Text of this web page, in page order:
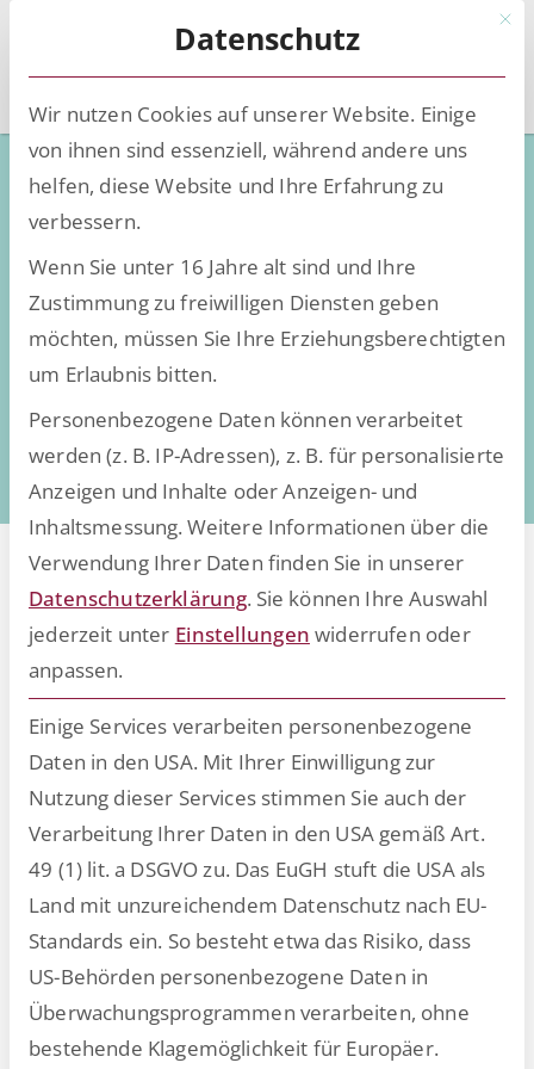
Kontinuierliche Unterstützung
der Joyland Organization in
Tansania
Kontinuierliche Unterstützung für
die Joyland Organization in Mto
Wa Mbu, Tansania
Mit
Datenschutz
Wir nutzen Cookies auf unserer Website. Einige
von ihnen sind essenziell, während andere uns
helfen, diese Website und Ihre Erfahrung zu
verbessern.
Wenn Sie unter 16 Jahre alt sind und Ihre
Zustimmung zu freiwilligen Diensten geben
möchten, müssen Sie Ihre Erziehungsberechtigten
um Erlaubnis bitten.
Personenbezogene Daten können verarbeitet
werden (z. B. IP-Adressen), z. B. für personalisierte
Anzeigen und Inhalte oder Anzeigen- und
Inhaltsmessung. Weitere Informationen über die
Verwendung Ihrer Daten finden Sie in unserer
Datenschutzerklärung. Sie können Ihre Auswahl
jederzeit unter Einstellungen widerrufen oder
anpassen.
Einige Services verarbeiten personenbezogene
Daten in den USA. Mit Ihrer Einwilligung zur
Nutzung dieser Services stimmen Sie auch der
Verarbeitung Ihrer Daten in den USA gemäß Art.
49 (1) lit. a DSGVO zu. Das EuGH stuft die USA als
Land mit unzureichendem Datenschutz nach EU-
Standards ein. So besteht etwa das Risiko, dass
US-Behörden personenbezogene Daten in
Überwachungsprogrammen verarbeiten, ohne
bestehende Klagemöglichkeit für Europäer.